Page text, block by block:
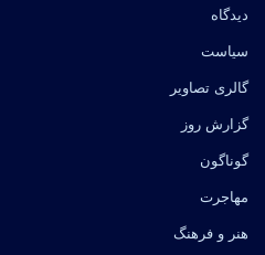
دیدگاه
سیاست
گالری تصاویر
گزارش روز
گوناگون
مهاجرت
هنر و فرهنگ